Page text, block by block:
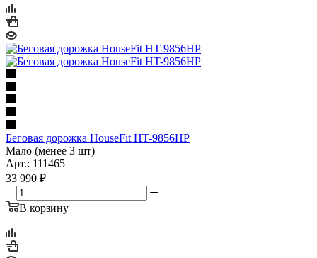
Беговая дорожка HouseFit HT-9856HP
Мало (менее 3 шт)
Арт.: 111465
33 990 ₽
В корзину